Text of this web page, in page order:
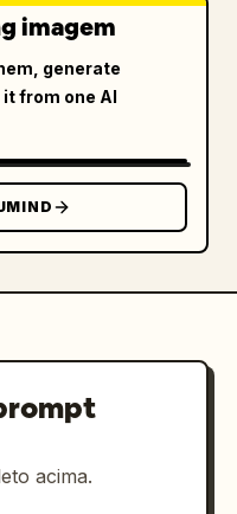
imagem
generate
from one AI
acima.